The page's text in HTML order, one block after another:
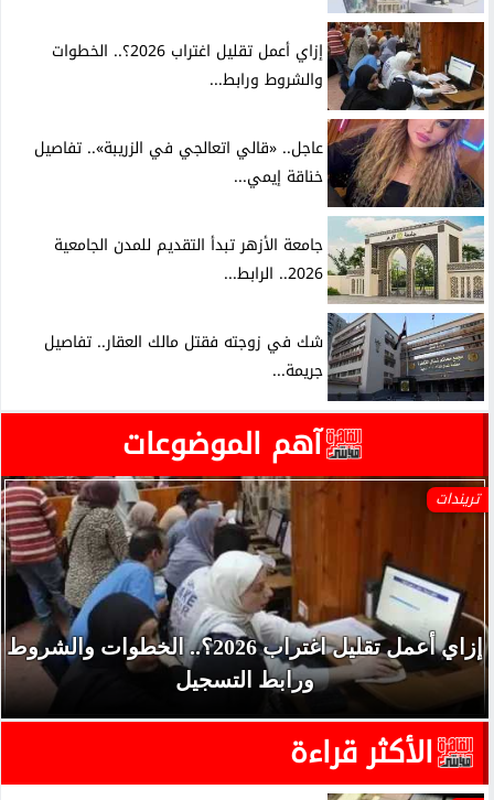
إزاي أعمل تقليل اغتراب 2026؟.. الخطوات
والشروط ورابط...
عاجل.. «قالي اتعالجي في الزريبة».. تفاصيل
خناقة إيمي...
جامعة الأزهر تبدأ التقديم للمدن الجامعية
2026.. الرابط...
شك في زوجته فقتل مالك العقار.. تفاصيل
جريمة...
آهم الموضوعات
تريندات
إزاي أعمل تقليل اغتراب 2026؟.. الخطوات والشروط
ورابط التسجيل
الأكثر قراءة